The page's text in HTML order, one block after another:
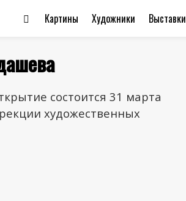
Выставки
Художники
Картины
состоится 31 марта
художественных